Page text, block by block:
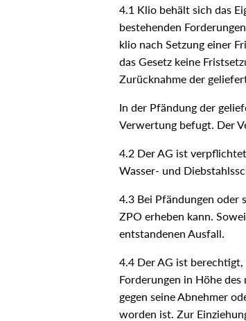
4.1 Klio behält sich das
bestehenden
klio nach Setzung einer
das Gesetz keine
Zurücknahme der
In der Pfändung der
Verwertung befugt. Der
4.2 Der AG ist
Wasser- und
4.3 Bei Pfändungen oder
ZPO erheben kann.
entstandenen Ausfall.
4.4 Der AG ist
Forderungen in Höhe
gegen seine Abnehmer
worden ist. Zur